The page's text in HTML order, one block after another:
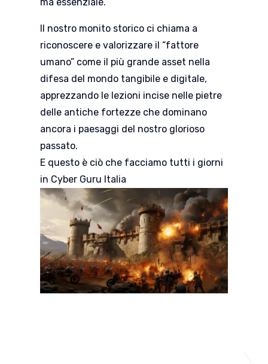
ll nostro monito storico ci chiama a
riconoscere e valorizzare il “fattore
umano” come il più grande asset nella
difesa del mondo tangibile e digitale,
apprezzando le lezioni incise nelle pietre
delle antiche fortezze che dominano
ancora i paesaggi del nostro glorioso
passato.
E questo è ciò che facciamo tutti i giorni
in Cyber Guru Italia